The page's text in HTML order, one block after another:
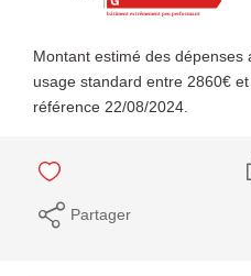
Montant estimé des
usage standard entre 2860€
référence 22/08/2024.
Partager